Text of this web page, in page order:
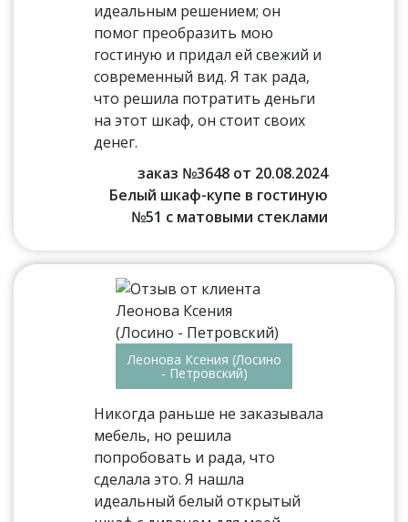
идеальным решением; он
помог преобразить мою
гостиную и придал ей свежий и
современный вид. Я так рада,
что решила потратить деньги
на этот шкаф, он стоит своих
денег.
заказ №3648 от 20.08.2024
Белый шкаф-купе в гостиную
№51 с матовыми стеклами
Леонова Ксения (Лосино
- Петровский)
Никогда раньше не заказывала
мебель, но решила
попробовать и рада, что
сделала это. Я нашла
идеальный белый открытый